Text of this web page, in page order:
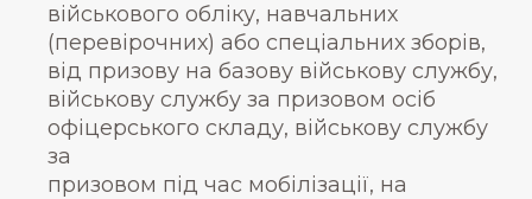
військового обліку, навчальних
(перевірочних) або спеціальних зборів,
від призову на базову військову службу,
військову службу за призовом осіб
офіцерського складу, військову службу
за
призовом під час мобілізації, на